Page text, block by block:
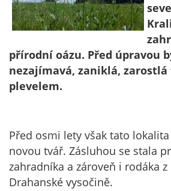
přírodní oázu. Před úpravou
nezajímavá, zaniklá, zarostlá
plevelem.
Před osmi lety však tato
novou tvář. Zásluhou se stala
zahradníka a zároveň i rodáka
Drahanské vysočině.